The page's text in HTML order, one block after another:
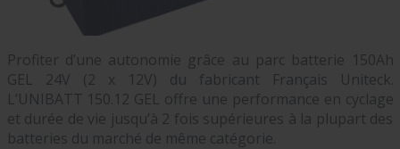
Profiter d’une autonomie grâce au parc batterie 150Ah
GEL 24V (2 x 12V) du fabricant Français Uniteck.
L’UNIBATT 150.12 GEL offre une performance en cyclage
et durée de vie jusqu’à 2 fois supérieures à la plupart des
batteries du marché de même catégorie.